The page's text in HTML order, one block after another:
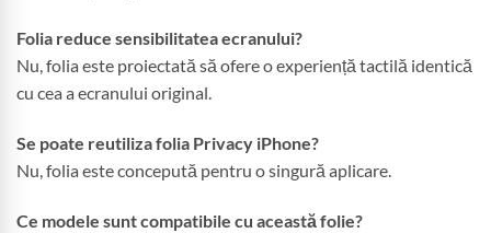
Folia reduce sensibilitatea ecranului?
Nu, folia este proiectată să ofere o experiență tactilă identică
cu cea a ecranului original.
Se poate reutiliza folia Privacy iPhone?
Nu, folia este concepută pentru o singură aplicare.
Ce modele sunt compatibile cu această folie?